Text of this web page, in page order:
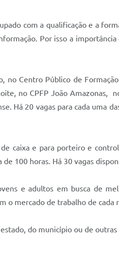
com a qualificação e a
Por isso a
Centro Público de
no CPFP João Amazonas,
Há 20 vagas para cada uma
caixa e para porteiro e
100 horas. Há 30 vagas
e adultos em busca de
o mercado de trabalho de
do município ou de